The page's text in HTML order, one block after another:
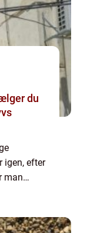
igen, efter
man